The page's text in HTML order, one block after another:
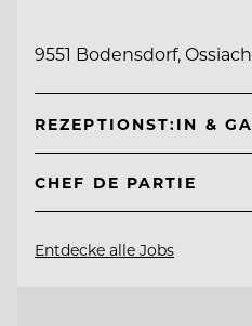
9551 Bodensdorf,
REZEPTIONST:IN &
CHEF DE PARTIE
Entdecke alle Jobs